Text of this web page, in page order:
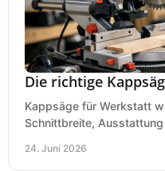
Die richtige
Kappsäge für Werkstatt
Schnittbreite,
24. Juni 2026